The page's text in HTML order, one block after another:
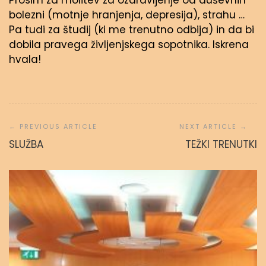
bolezni (motnje hranjenja, depresija), strahu …
Pa tudi za študij (ki me trenutno odbija) in da bi
dobila pravega življenjskega sopotnika. Iskrena
hvala!
prispevka
SLUŽBA TEŽKI TRENUTKI